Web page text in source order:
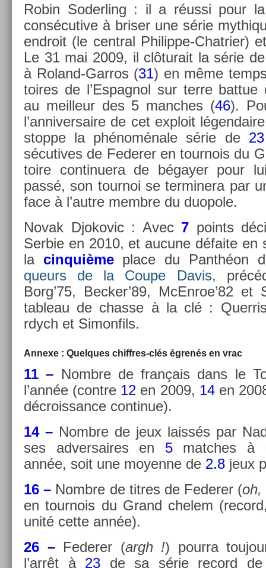
Robin Soderl­ing : il a réussi pour
con­sécutive à bris­er une série
end­roit (le centr­al Philippe-Chatrier)
Le 31 mai 2009, il clôturait la série
à Roland-Garros (31) en même
toires de l’Es­pagnol sur terre
au meil­leur des 5 man­ches (46).
l’an­niver­saire de cet ex­ploit
stop­pe la phénoménale série de
sécutives de Feder­er en tour­nois du
toire con­tinuera de bégayer pour
passé, son tour­noi se ter­minera par
face à l’autre mem­bre du duopole.
Novak Djokovic : Avec 7 points
Ser­bie en 2010, et aucune défaite en
la cin­quiè­me place du Panthéon
queurs de la Coupe Davis,
Borg’75, Be­cker’89, McEn­roe’82
tab­leau de chas­se à la clé :
rdych et Simon­fils.
An­nexe : Quel­ques chiffres-clés égrenés en vrac
11 – Nombre de français dans le
l’année (con­tre 12 en 2009, 14 en
décrois­sance con­tinue).
14 – Nombre de jeux laissés par
ses ad­versaires en 5matches à
année, soit une moyen­ne de 2.8 jeux
16 – Nombre de tit­res de Feder­er (oh,
en tour­nois du Grand chelem
unité cette année).
26 – Feder­er (argh !) pour­ra
l’arrêt à 23 de sa série re­cord